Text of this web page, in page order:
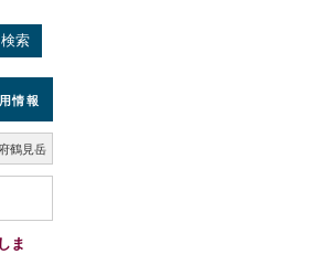
検索
情報
鶴見岳
ま